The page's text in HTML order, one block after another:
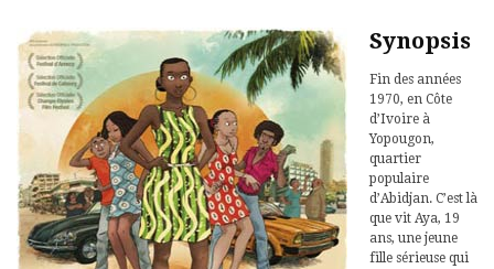
Synopsis
Fin des années
1970, en Côte
d’Ivoire à
Yopougon,
quartier
populaire
d’Abidjan. C’est là
que vit Aya, 19
ans, une jeune
fille sérieuse qui